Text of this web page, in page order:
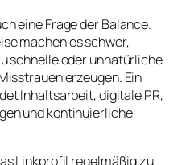
eine Frage der Balance.
machen es schwer,
schnelle oder unnatürliche
erzeugen. Ein
Inhaltsarbeit, digitale PR,
und kontinuierliche
Linkprofil regelmäßig zu